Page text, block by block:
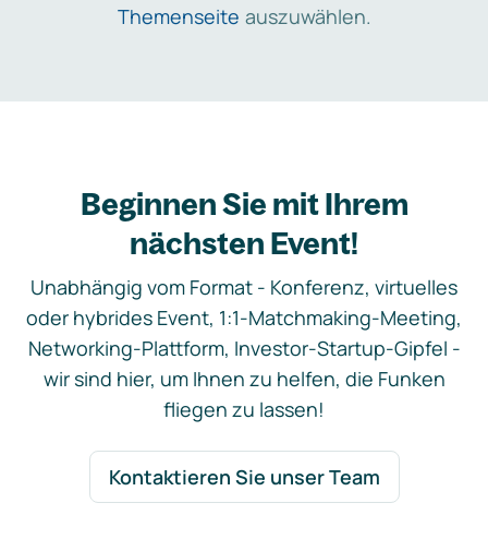
Themenseite auszuwählen.
Beginnen Sie mit Ihrem
nächsten Event!
Unabhängig vom Format - Konferenz, virtuelles
oder hybrides Event, 1:1-Matchmaking-Meeting,
Networking-Plattform, Investor-Startup-Gipfel -
wir sind hier, um Ihnen zu helfen, die Funken
fliegen zu lassen!
Kontaktieren Sie unser Team